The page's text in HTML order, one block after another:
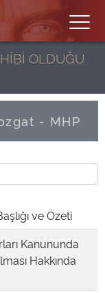
OLDUĞU
- MHP
ve Özeti
Kanununda
Hakkında